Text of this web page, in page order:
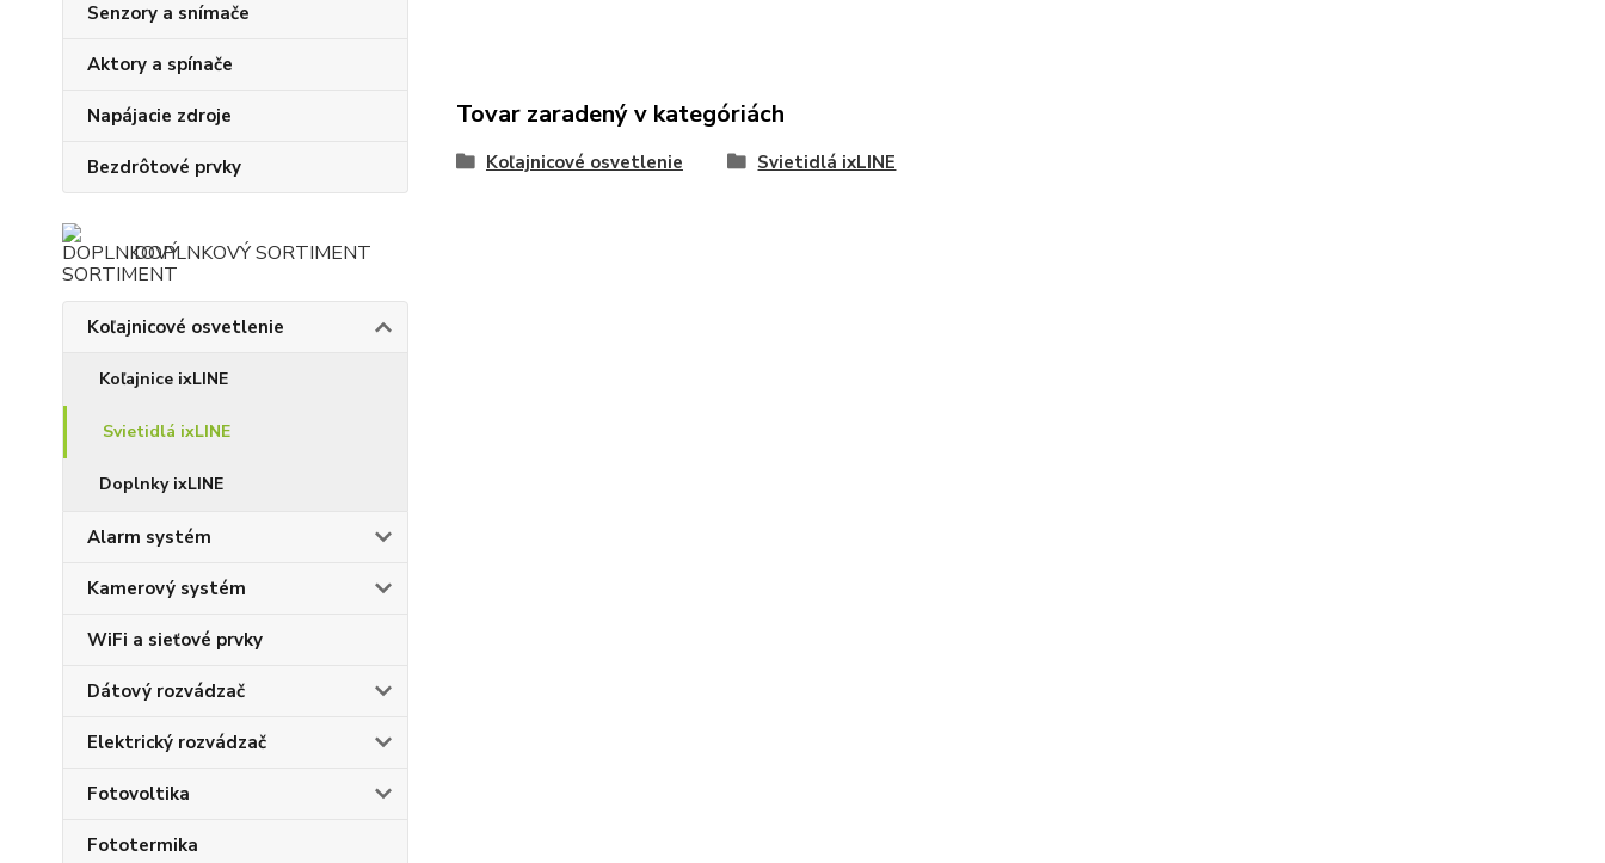
Senzory a snímače
Aktory a spínače
Napájacie zdroje
Bezdrôtové prvky
DOPLNKOVÝ SORTIMENT
Koľajnicové osvetlenie
Koľajnice ixLINE
Svietidlá ixLINE
Doplnky ixLINE
Alarm systém
Kamerový systém
WiFi a sieťové prvky
Dátový rozvádzač
Elektrický rozvádzač
Fotovoltika
Fototermika
Tovar zaradený v kategóriách
Koľajnicové osvetlenie Svietidlá ixLINE